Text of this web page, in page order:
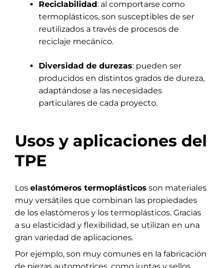
Reciclabilidad: al comportarse como
termoplásticos, son susceptibles de ser
reutilizados a través de procesos de
reciclaje mecánico.
Diversidad de durezas: pueden ser
producidos en distintos grados de dureza,
adaptándose a las necesidades
particulares de cada proyecto.
Usos y aplicaciones del
TPE
Los elastómeros termoplásticos son materiales
muy versátiles que combinan las propiedades
de los elastómeros y los termoplásticos. Gracias
a su elasticidad y flexibilidad, se utilizan en una
gran variedad de aplicaciones.
Por ejemplo, son muy comunes en la fabricación